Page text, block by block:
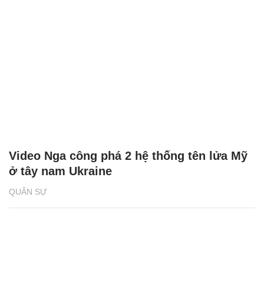
QUÂN SỰ
Video Nga công phá 2 hệ thống tên lửa Mỹ
ở tây nam Ukraine